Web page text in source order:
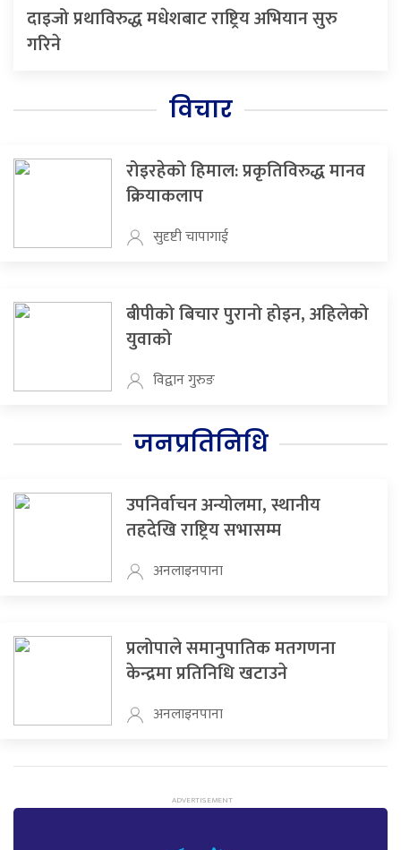
दाइजो प्रथाविरुद्ध मधेशबाट राष्ट्रिय अभियान सुरु
गरिने
विचार
रोइरहेको हिमाल: प्रकृतिविरुद्ध मानव
क्रियाकलाप
सुदृष्टी चापागाई
बीपीको बिचार पुरानो होइन, अहिलेको
युवाको
विद्वान गुरुङ
जनप्रतिनिधि
उपनिर्वाचन अन्योलमा, स्थानीय
तहदेखि राष्ट्रिय सभासम्म
अनलाइनपाना
प्रलोपाले समानुपातिक मतगणना
केन्द्रमा प्रतिनिधि खटाउने
अनलाइनपाना